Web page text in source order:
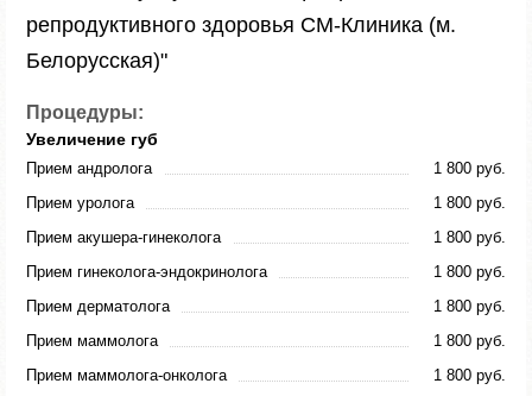
репродуктивного здоровья СМ-Клиника (м.
Белорусская)"
Процедуры:
Увеличение губ
Прием андролога
1 800 руб.
Прием уролога
1 800 руб.
Прием акушера-гинеколога
1 800 руб.
Прием гинеколога-эндокринолога
1 800 руб.
Прием дерматолога
1 800 руб.
Прием маммолога
1 800 руб.
Прием маммолога-онколога
1 800 руб.